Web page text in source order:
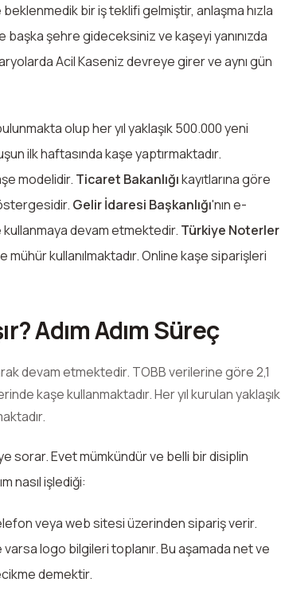
bir iş teklifi gelmiştir, anlaşma hızla
şehre gideceksiniz ve kaşeyi yanınızda
Acil Kaseniz devreye girer ve aynı gün
olup her yıl yaklaşık 500.000 yeni
ilk haftasında kaşe yaptırmaktadır.
modelidir. Ticaret Bakanlığıkayıtlarına göre
Gelir İdaresi Başkanlığı'nın e-
devam etmektedir. Türkiye Noterler
kullanılmaktadır. Online kaşe siparişleri
Adım Adım Süreç
devam etmektedir. TOBB verilerine göre 2,1
kaşe kullanmaktadır. Her yıl kurulan yaklaşık
sorar. Evet mümkündür ve belli bir disiplin
nasıl işlediği:
veya web sitesi üzerinden sipariş verir.
logo bilgileri toplanır. Bu aşamada net ve
demektir.